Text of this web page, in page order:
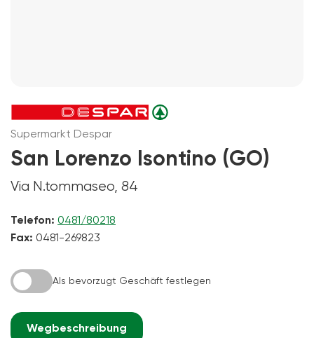
Supermarkt Despar
San Lorenzo Isontino (GO)
Via N.tommaseo, 84
Telefon: 0481/80218
Fax: 0481-269823
Als bevorzugt Geschäft festlegen
Wegbeschreibung